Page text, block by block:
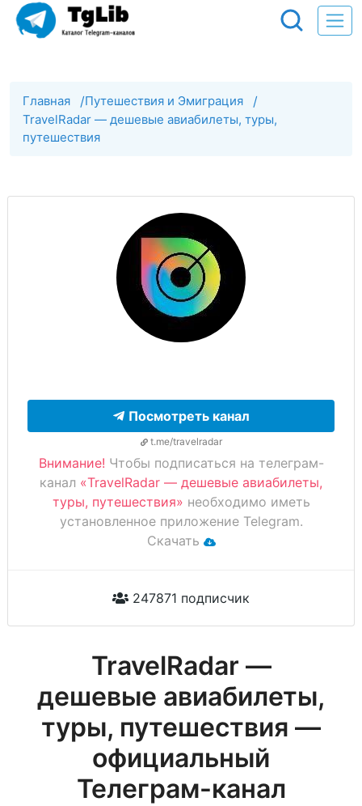
Главная /Путешествия и Эмиграция /
TravelRadar — дешевые авиабилеты, туры,
путешествия
Посмотреть канал
t.me/travelradar
Внимание! Чтобы подписаться на телеграм-
канал «TravelRadar — дешевые авиабилеты,
туры, путешествия» необходимо иметь
установленное приложение Telegram.
Скачать
247871 подписчик
TravelRadar —
дешевые авиабилеты,
туры, путешествия —
официальный
Телеграм-канал